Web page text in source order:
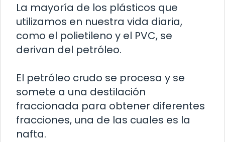
La mayoría de los plásticos que
utilizamos en nuestra vida diaria,
como el polietileno y el PVC, se
derivan del petróleo.
El petróleo crudo se procesa y se
somete a una destilación
fraccionada para obtener diferentes
fracciones, una de las cuales es la
nafta.